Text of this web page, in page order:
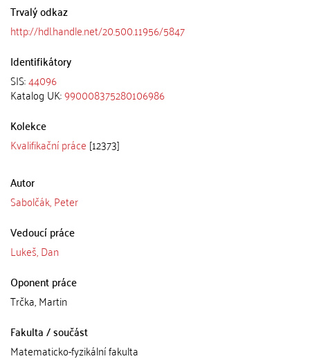
Trvalý odkaz
http://hdl.handle.net/20.500.11956/5847
Identifikátory
SIS:44096
Katalog UK:990008375280106986
Kolekce
Kvalifikační práce [12373]
Autor
Sabolčák, Peter
Vedoucí práce
Lukeš, Dan
Oponent práce
Trčka, Martin
Fakulta / součást
Matematicko-fyzikální fakulta